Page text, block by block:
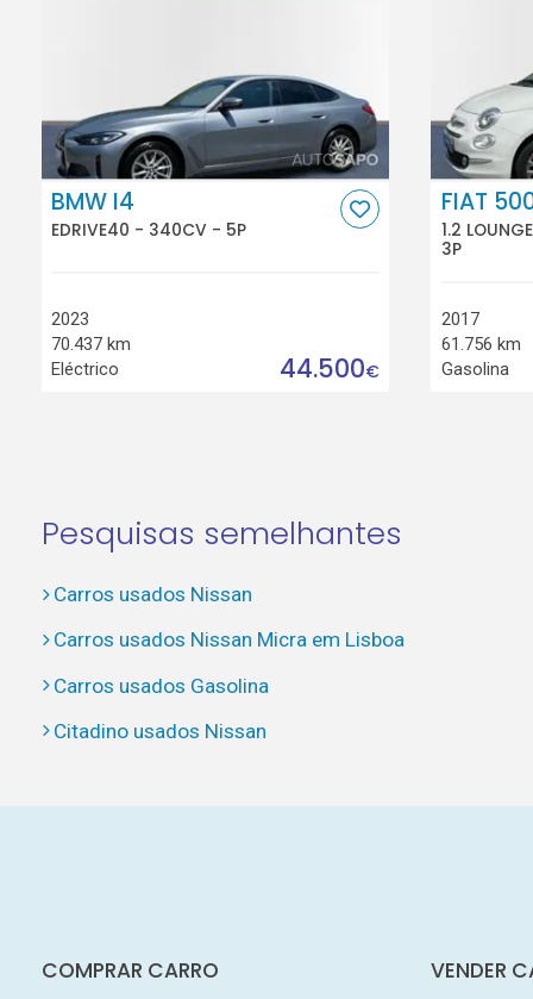
BMW I4
EDRIVE40 - 340CV - 5P
2023
70.437 km
Eléctrico
44.500€
FIAT
1.2
3P
2017
61.756 km
Gasolina
Pesquisas semelhantes
Carros usados Nissan
Carros usados Nissan Micra em Lisboa
Carros usados Gasolina
Citadino usados Nissan
COMPRAR CARRO VENDER